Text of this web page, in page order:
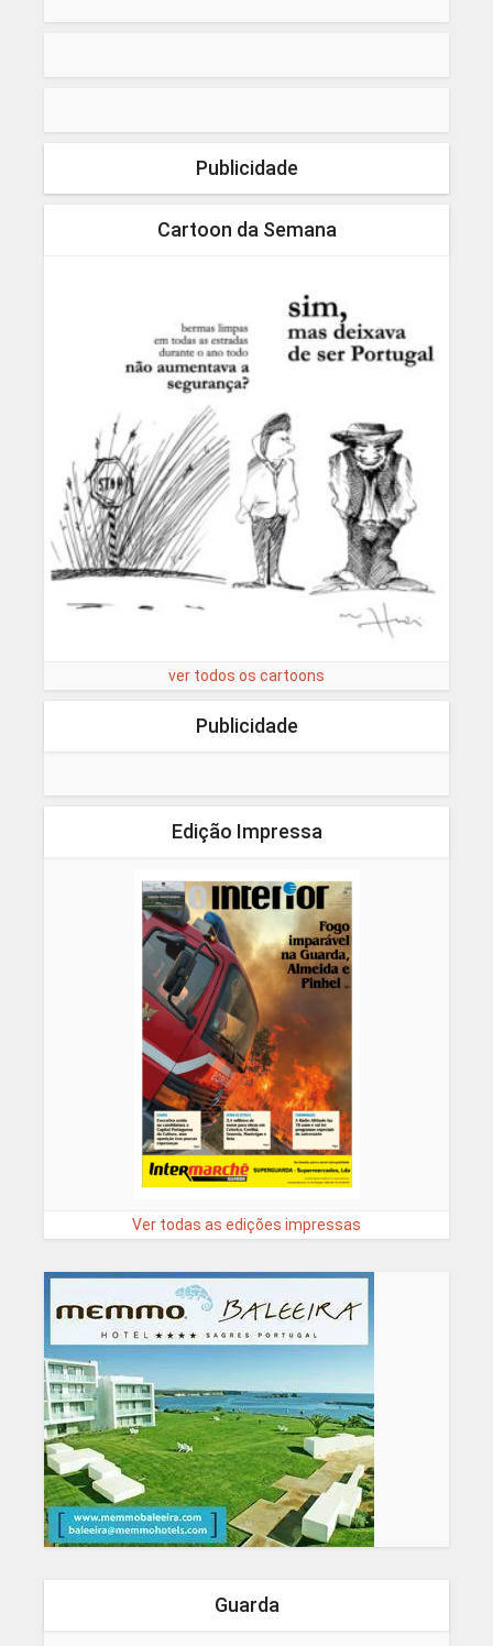
Publicidade
Cartoon da Semana
ver todos os cartoons
Publicidade
Edição Impressa
Ver todas as edições impressas
Guarda